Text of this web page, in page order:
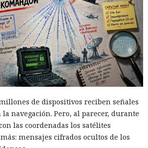
de dispositivos reciben señales
la navegación. Pero, al parecer, durante
las coordenadas los satélites
mensajes cifrados ocultos de los